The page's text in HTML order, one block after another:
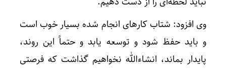
وی افزود: شتاب کارهای انجام شده بسیار خوب است
و باید حفظ شود و توسعه یابد و حتماً این روند،
پایدار بماند، انشاءالله نخواهیم گذاشت که فرصتی